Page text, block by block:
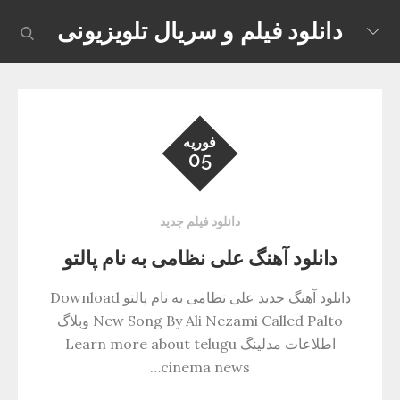
content
دانلود فیلم و سریال تلویزیونی
فوریه
05
دانلود فیلم جدید
دانلود آهنگ علی نظامی به نام پالتو
دانلود آهنگ جدید علی نظامی به نام پالتو Download
New Song By Ali Nezami Called Palto وبلاگ
اطلاعات مدلینگ Learn more about telugu
cinema news…